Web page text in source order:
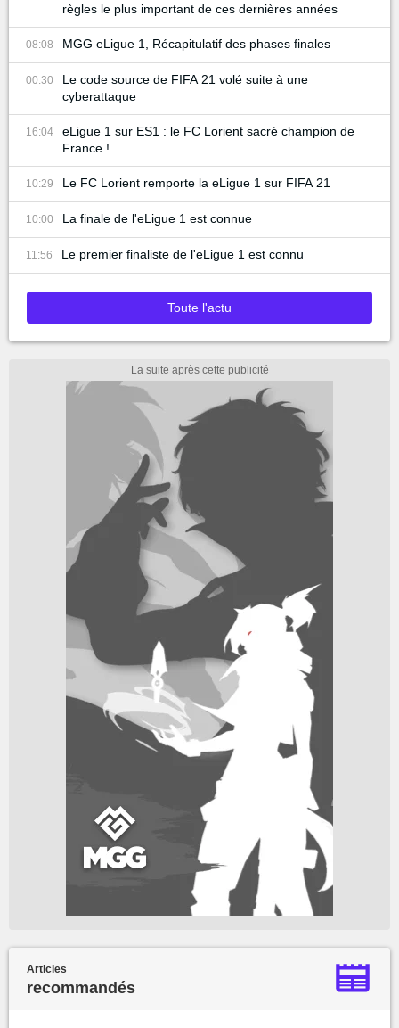
règles le plus important de ces dernières années
08:08 MGG eLigue 1, Récapitulatif des phases finales
00:30
Le code source de FIFA 21 volé suite à une
cyberattaque
16:04
eLigue 1 sur ES1 : le FC Lorient sacré champion de
France !
10:29 Le FC Lorient remporte la eLigue 1 sur FIFA 21
10:00 La finale de l'eLigue 1 est connue
11:56 Le premier finaliste de l'eLigue 1 est connu
Toute l'actu
Articles
recommandés